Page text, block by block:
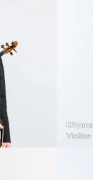
Violine